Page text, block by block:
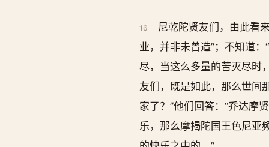
16
尼乾陀贤友们，由此看
业，并非未曾造”；不知道
尽，当这么多量的苦灭尽时
友们，既是如此，那么世间
家了？”他们回答：“乔达摩
乐，那么摩揭陀国王色尼亚